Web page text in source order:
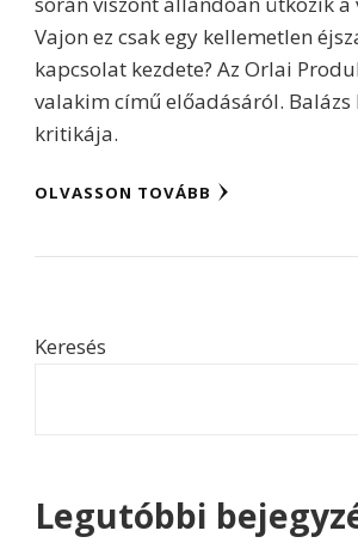
Vajon ez csak egy kellemetlen
kapcsolat kezdete? Az Orlai
valakim című előadásáról.
kritikája.
OLVASSON TOVÁBB
Keresés
Legutóbbi